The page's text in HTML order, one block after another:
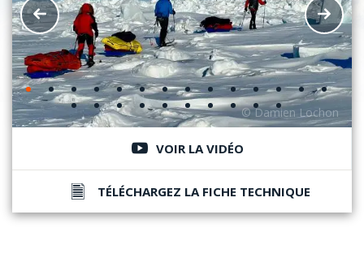
VOIR LA VIDÉO
TÉLÉCHARGEZ LA FICHE TECHNIQUE